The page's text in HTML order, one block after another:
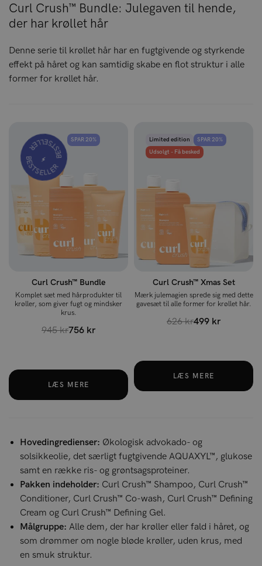
Curl Crush™ Bundle: Julegaven til hende,
der har krøllet hår
Denne serie til krøllet hår har en fugtgivende og styrkende
effekt på håret og kan samtidig skabe en flot struktur i alle
former for krøllet hår.
BESTSELLER
BESTSELLER
⚡️
SPAR 20%
Curl Crush™ Bundle
Komplet sæt med hårprodukter til
krøller, som giver fugt og mindsker
krus.
945 kr756 kr
LÆS MERE
Limited edition
SPAR 20%
Udsolgt - Få besked
Curl Crush™ Xmas Set
Mærk julemagien sprede sig med dette
gavesæt til alle former for krøllet hår.
626 kr499 kr
LÆS MERE
Hovedingredienser: Økologisk advokado- og
solsikkeolie, det særligt fugtgivende AQUAXYL™, glukose
samt en række ris- og grøntsagsproteiner.
Pakken indeholder: Curl Crush™ Shampoo, Curl Crush™
Conditioner, Curl Crush™ Co-wash, Curl Crush™ Defining
Cream og Curl Crush™ Defining Gel.
Målgruppe: Alle dem, der har krøller eller fald i håret, og
som drømmer om nogle bløde krøller, uden krus, med
en smuk struktur.